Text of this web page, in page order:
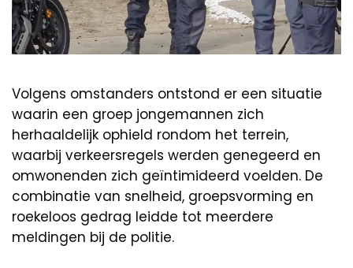
Volgens omstanders ontstond er een situatie
waarin een groep jongemannen zich
herhaaldelijk ophield rondom het terrein,
waarbij verkeersregels werden genegeerd en
omwonenden zich geïntimideerd voelden. De
combinatie van snelheid, groepsvorming en
roekeloos gedrag leidde tot meerdere
meldingen bij de politie.